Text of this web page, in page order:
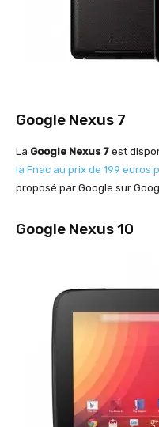
Google Nexus 7
La Google Nexus 7 est
la Fnac au prix de 199 euros
proposé par Google sur
Google Nexus 10